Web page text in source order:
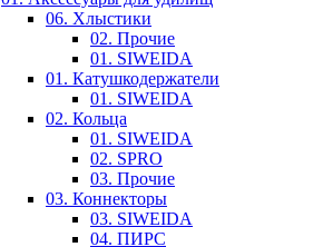
06. Хлыстики
02. Прочие
01. SIWEIDA
01. Катушкодержатели
01. SIWEIDA
02. Кольца
01. SIWEIDA
02. SPRO
03. Прочие
03. Коннекторы
03. SIWEIDA
04. ПИРС